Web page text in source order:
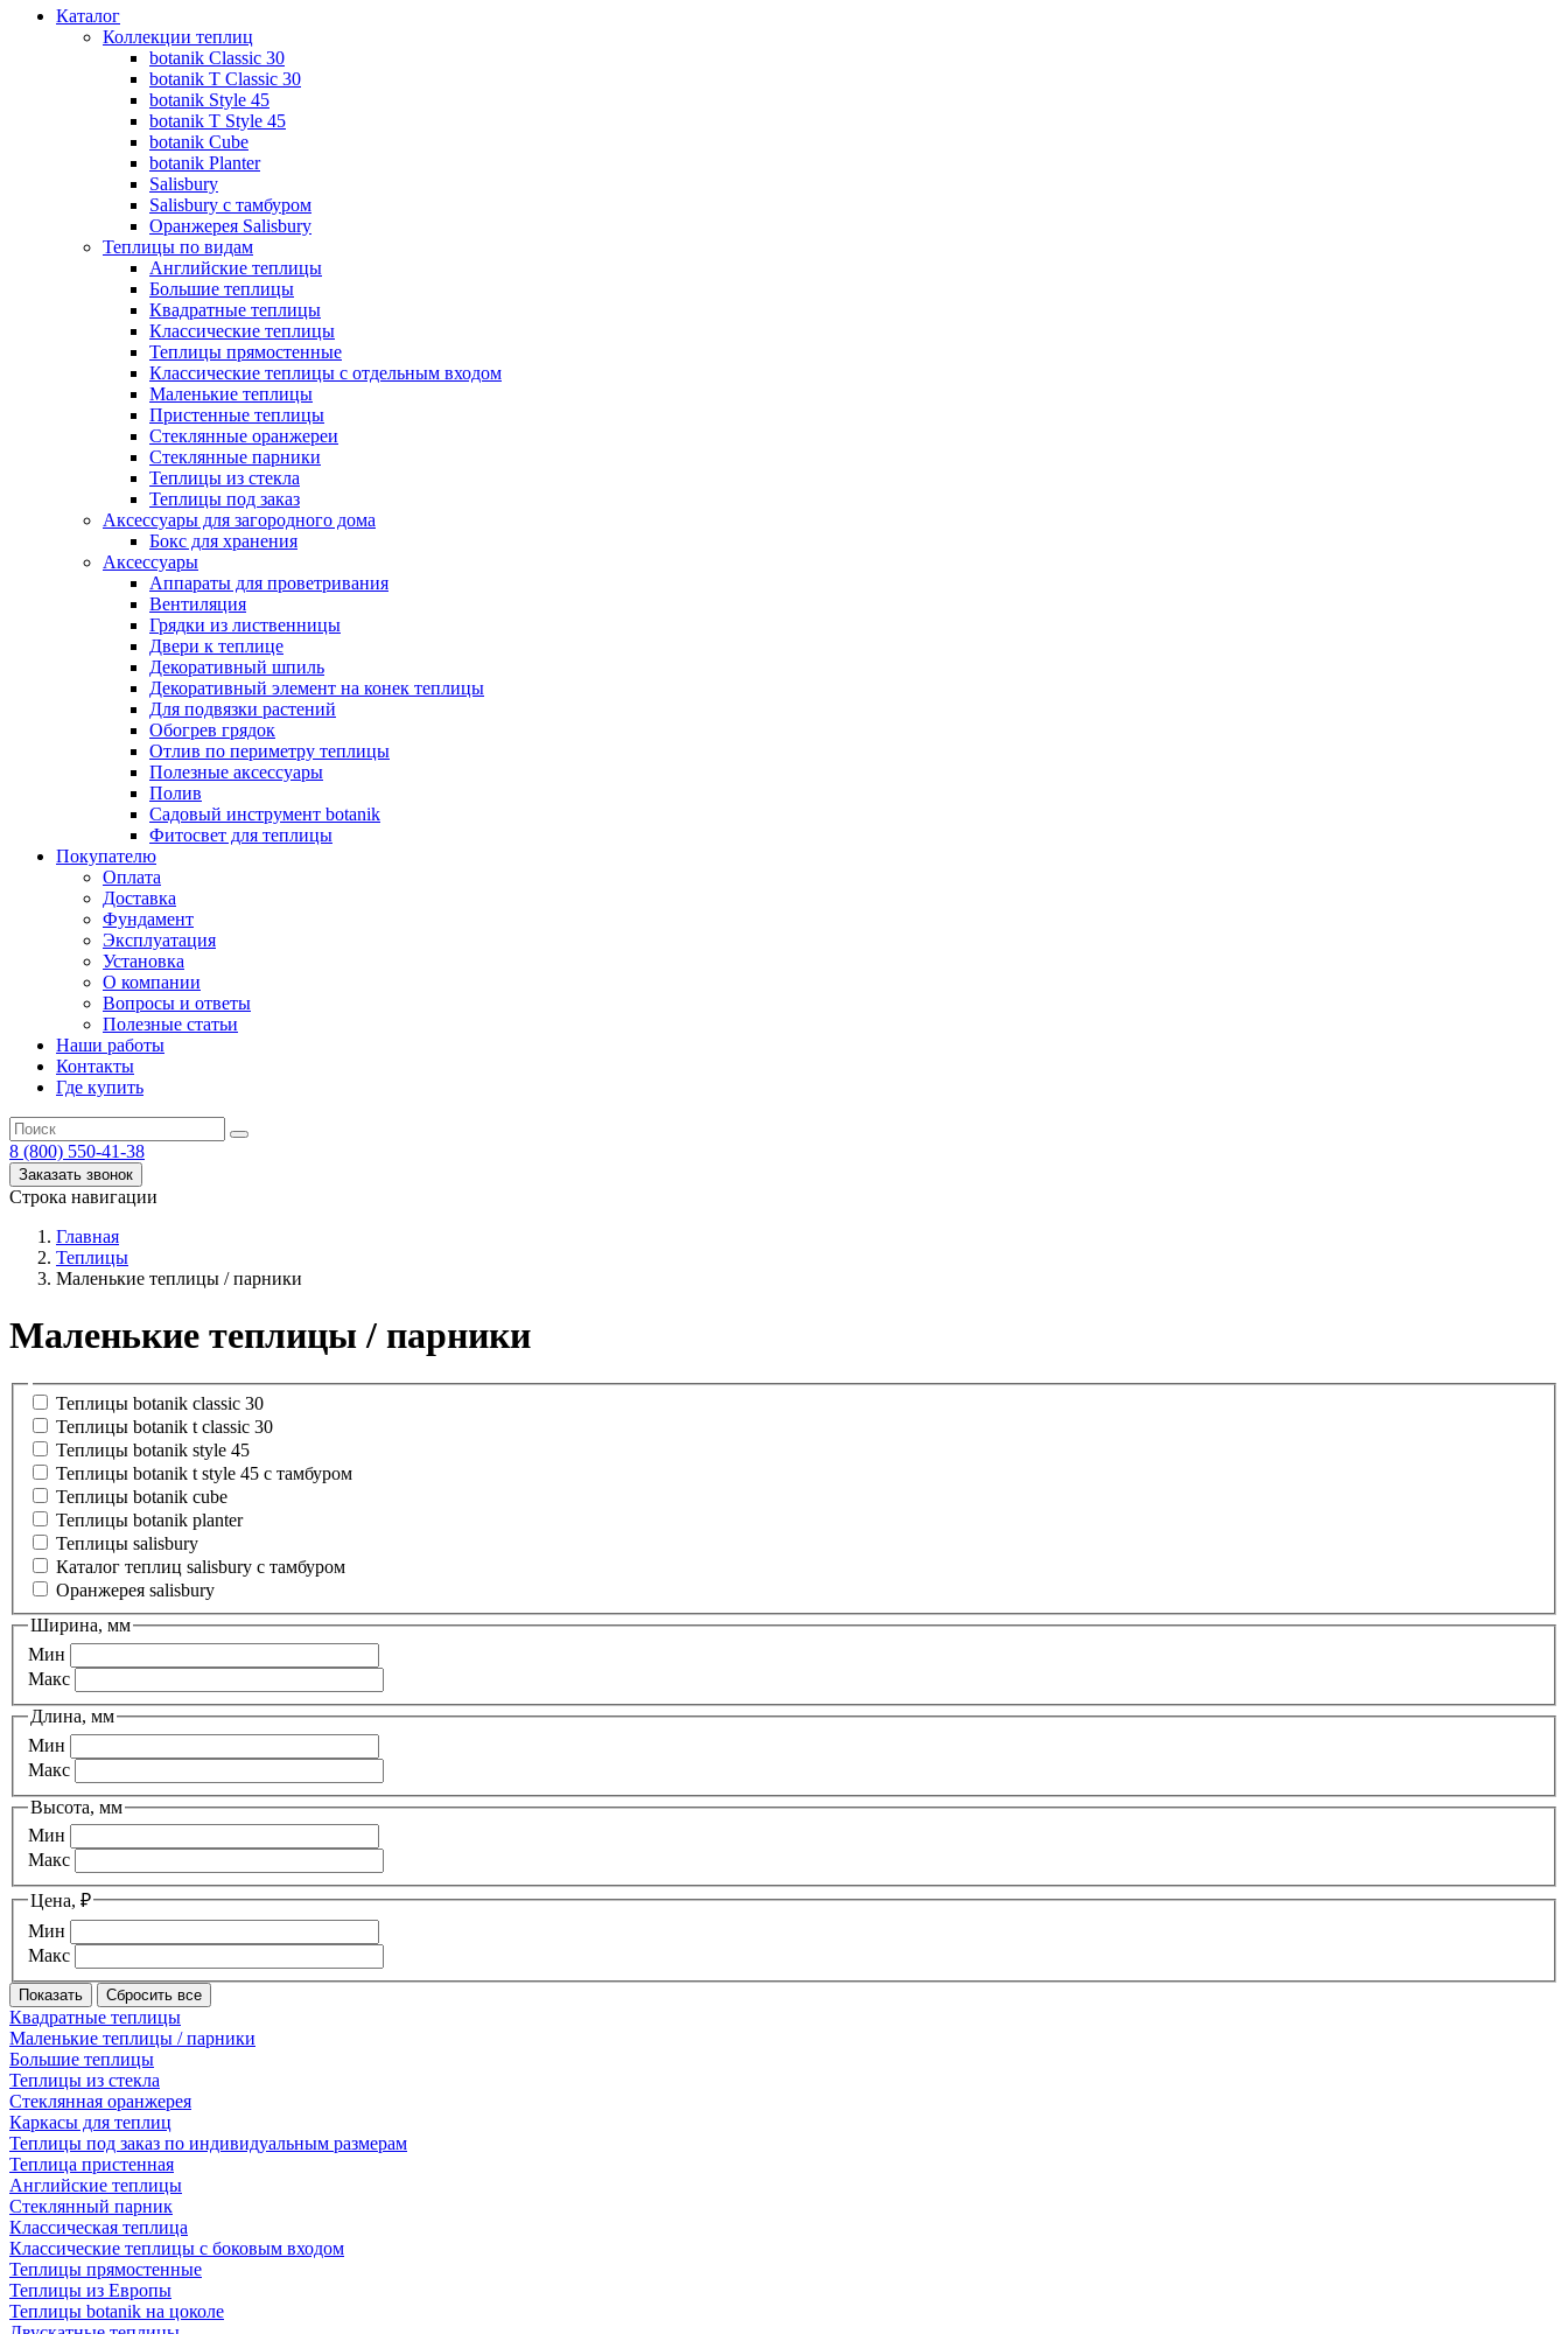
Каталог
Коллекции теплиц
botanik Classic 30
botanik T Classic 30
botanik Style 45
botanik Т Style 45
botanik Cube
botanik Planter
Salisbury
Salisbury с тамбуром
Оранжерея Salisbury
Теплицы по видам
Английские теплицы
Большие теплицы
Квадратные теплицы
Классические теплицы
Теплицы прямостенные
Классические теплицы с отдельным входом
Маленькие теплицы
Пристенные теплицы
Стеклянные оранжереи
Стеклянные парники
Теплицы из стекла
Теплицы под заказ
Аксессуары для загородного дома
Бокс для хранения
Аксессуары
Аппараты для проветривания
Вентиляция
Грядки из лиственницы
Двери к теплице
Декоративный шпиль
Декоративный элемент на конек теплицы
Для подвязки растений
Обогрев грядок
Отлив по периметру теплицы
Полезные аксессуары
Полив
Садовый инструмент botanik
Фитосвет для теплицы
Покупателю
Оплата
Доставка
Фундамент
Эксплуатация
Установка
О компании
Вопросы и ответы
Полезные статьи
Наши работы
Контакты
Где купить
8 (800) 550-41-38
Заказать звонок
Строка навигации
Главная
Теплицы
Маленькие теплицы / парники
Маленькие теплицы / парники
Теплицы botanik classic 30
Теплицы botanik t classic 30
Теплицы botanik style 45
Теплицы botanik t style 45 с тамбуром
Теплицы botanik cube
Теплицы botanik planter
Теплицы salisbury
Каталог теплиц salisbury с тамбуром
Оранжерея salisbury
Ширина, мм
Мин
Макс
Длина, мм
Мин
Макс
Высота, мм
Мин
Макс
Цена, ₽
Мин
Макс
Квадратные теплицы
Маленькие теплицы / парники
Большие теплицы
Теплицы из стекла
Стеклянная оранжерея
Каркасы для теплиц
Теплицы под заказ по индивидуальным размерам
Теплица пристенная
Английские теплицы
Стеклянный парник
Классическая теплица
Классические теплицы с боковым входом
Теплицы прямостенные
Теплицы из Европы
Теплицы botanik на цоколе